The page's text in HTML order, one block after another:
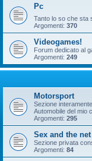
Pc
Tanto lo so che sta
Argomenti: 370
Videogames!
Forum dedicato al
Argomenti: 249
Motorsport
Sezione
Automobile del mio
Argomenti: 295
Sex and the net
Sezione privata
Argomenti: 84